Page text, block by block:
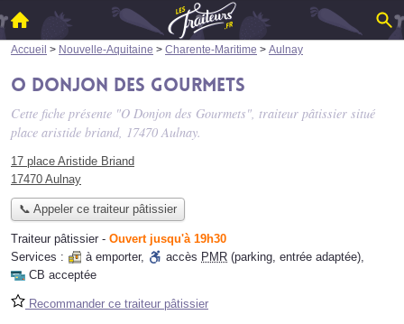
Accueil > Nouvelle-Aquitaine > Charente-Maritime > Aulnay
O Donjon des Gourmets
Cette fiche présente "O Donjon des Gourmets", traiteur pâtissier situé
place aristide briand, 17470 Aulnay.
17 place Aristide Briand
17470 Aulnay
📞 Appeler ce traiteur pâtissier
Traiteur pâtissier - Ouvert jusqu'à 19h30
Services :
à emporter, accès PMR (parking, entrée adaptée),
CB acceptée
Recommander ce traiteur pâtissier